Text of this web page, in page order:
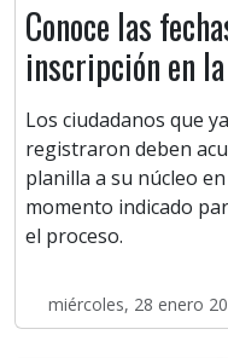
Conoce las
inscripción en
Los ciudadanos que
registraron deben
planilla a su núcleo
momento indicado
el proceso.
miércoles, 28 enero